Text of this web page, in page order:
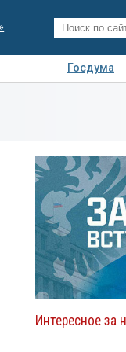
Госдума
Интересное за